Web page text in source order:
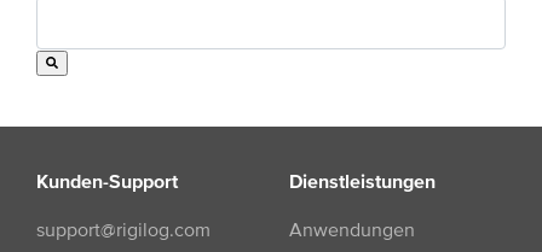
Kunden-Support
support@rigilog.com
Dienstleistungen
Anwendungen